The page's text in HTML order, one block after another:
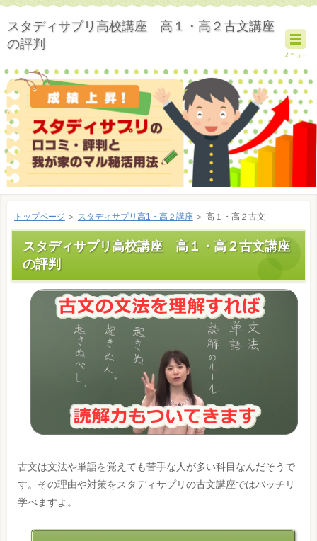
スタディサプリ高校講座 高１・高２古文講座
の評判
メニュー
トップページ ＞ スタディサプリ高1・高２講座＞ 高１・高２古文
スタディサプリ高校講座 高１・高２古文講座
の評判
古文は文法や単語を覚えても苦手な人が多い科目なんだそうで
す。その理由や対策をスタディサプリの古文講座ではバッチリ
学べますよ。